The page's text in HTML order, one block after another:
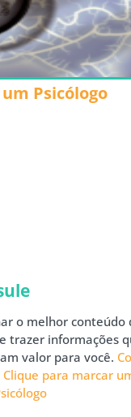
Psicólogo
o melhor conteúdo
trazer informações
valor para você.
Clique para marcar